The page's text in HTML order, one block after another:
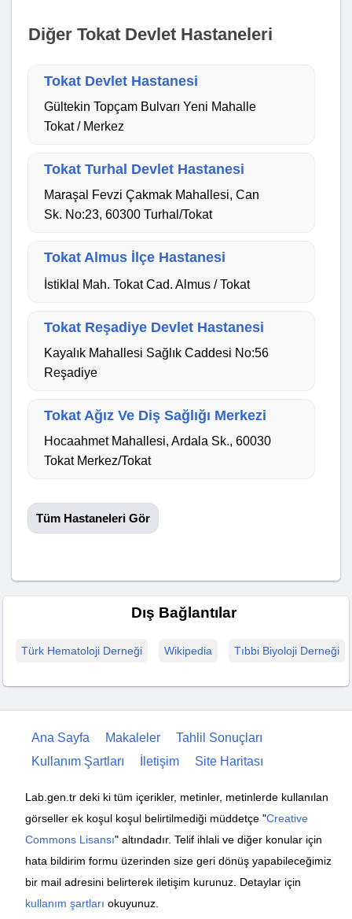
Diğer Tokat Devlet Hastaneleri
Tokat Devlet Hastanesi
Gültekin Topçam Bulvarı Yeni Mahalle
Tokat / Merkez
Tokat Turhal Devlet Hastanesi
Maraşal Fevzi Çakmak Mahallesi, Can
Sk. No:23, 60300 Turhal/Tokat
Tokat Almus İlçe Hastanesi
İstiklal Mah. Tokat Cad. Almus / Tokat
Tokat Reşadiye Devlet Hastanesi
Kayalık Mahallesi Sağlık Caddesi No:56
Reşadiye
Tokat Ağız Ve Diş Sağlığı Merkezi
Hocaahmet Mahallesi, Ardala Sk., 60030
Tokat Merkez/Tokat
Tüm Hastaneleri Gör
Dış Bağlantılar
Türk Hematoloji Derneği Wikipedia Tıbbi Biyoloji Derneği
Ana Sayfa Makaleler
Tahlil Sonuçları
Kullanım Şartları
İletişim Site Haritası
Lab.gen.tr deki ki tüm içerikler, metinler, metinlerde kullanılan
görseller ek koşul koşul belirtilmediği müddetçe "Creative
Commons Lisansı" altındadır. Telif ihlali ve diğer konular için
hata bildirim formu üzerinden size geri dönüş yapabileceğimiz
bir mail adresini belirterek iletişim kurunuz. Detaylar için
kullanım şartları okuyunuz.